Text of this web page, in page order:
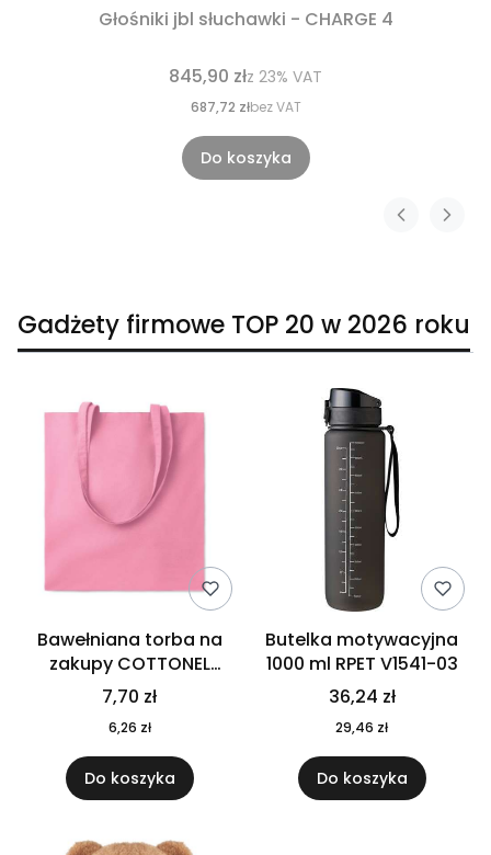
Głośniki jbl słuchawki - CHARGE 4
845,90 złz 23% VAT
687,72 złbez VAT
Do koszyka
Gadżety firmowe TOP 20 w 2026 roku
Bawełniana torba na
zakupy COTTONEL
COLOUR++ MO9846-11
7,70 zł
6,26 zł
Do koszyka
Butelka motywacyjna
1000 ml RPET V1541-03
36,24 zł
29,46 zł
Do koszyka